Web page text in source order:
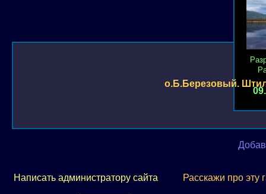
о.Б.Березовый.
Написать администратору сайта Расскажи про эту